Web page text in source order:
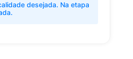
desejada. Na etapa